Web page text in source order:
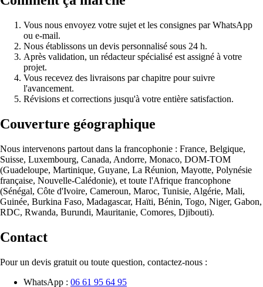
Vous nous envoyez votre sujet et les consignes par WhatsApp
ou e-mail.
Nous établissons un devis personnalisé sous 24 h.
Après validation, un rédacteur spécialisé est assigné à votre
projet.
Vous recevez des livraisons par chapitre pour suivre
l'avancement.
Révisions et corrections jusqu'à votre entière satisfaction.
Couverture géographique
Nous intervenons partout dans la francophonie : France, Belgique,
Suisse, Luxembourg, Canada, Andorre, Monaco, DOM-TOM
(Guadeloupe, Martinique, Guyane, La Réunion, Mayotte, Polynésie
française, Nouvelle-Calédonie), et toute l'Afrique francophone
(Sénégal, Côte d'Ivoire, Cameroun, Maroc, Tunisie, Algérie, Mali,
Guinée, Burkina Faso, Madagascar, Haïti, Bénin, Togo, Niger, Gabon,
RDC, Rwanda, Burundi, Mauritanie, Comores, Djibouti).
Contact
Pour un devis gratuit ou toute question, contactez-nous :
WhatsApp : 06 61 95 64 95